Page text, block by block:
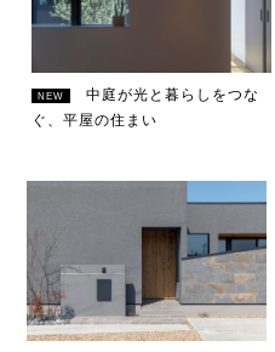
NEW
中庭が光と暮らしをつな
ぐ、平屋の住まい